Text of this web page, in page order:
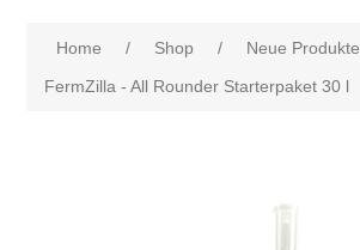
Home / Shop / Neue Produkte
FermZilla - All Rounder Starterpaket 30 l